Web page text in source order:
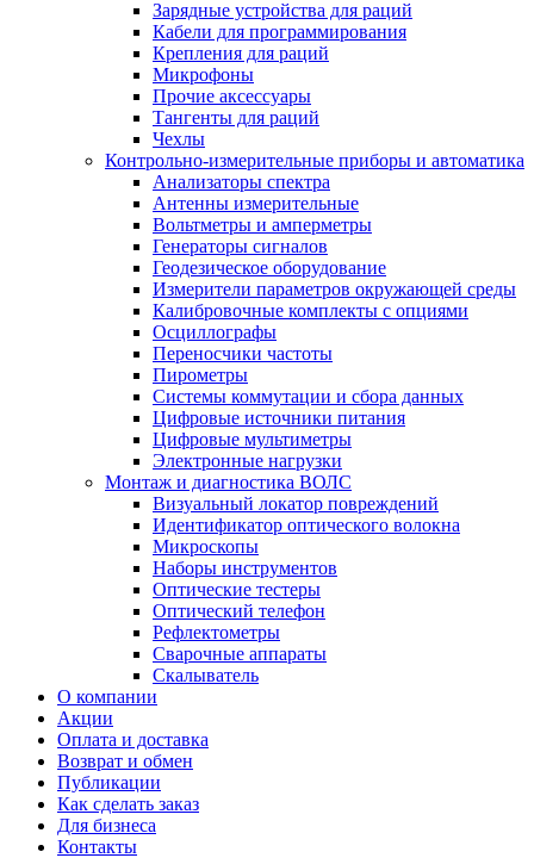
Зарядные устройства для раций
Кабели для программирования
Крепления для раций
Микрофоны
Прочие аксессуары
Тангенты для раций
Чехлы
Контрольно-измерительные приборы и автоматика
Анализаторы спектра
Антенны измерительные
Вольтметры и амперметры
Генераторы сигналов
Геодезическое оборудование
Измерители параметров окружающей среды
Калибровочные комплекты с опциями
Осциллографы
Переносчики частоты
Пирометры
Системы коммутации и сбора данных
Цифровые источники питания
Цифровые мультиметры
Электронные нагрузки
Монтаж и диагностика ВОЛС
Визуальный локатор повреждений
Идентификатор оптического волокна
Микроскопы
Наборы инструментов
Оптические тестеры
Оптический телефон
Рефлектометры
Сварочные аппараты
Скалыватель
О компании
Акции
Оплата и доставка
Возврат и обмен
Публикации
Как сделать заказ
Для бизнеса
Контакты